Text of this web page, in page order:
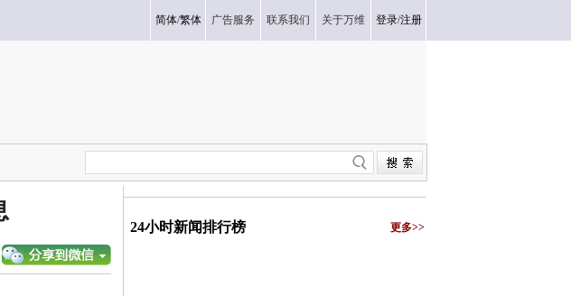
简体/繁体 广告服务 联系我们 关于万维 登录/注册
24小时新闻排行榜 更多>>